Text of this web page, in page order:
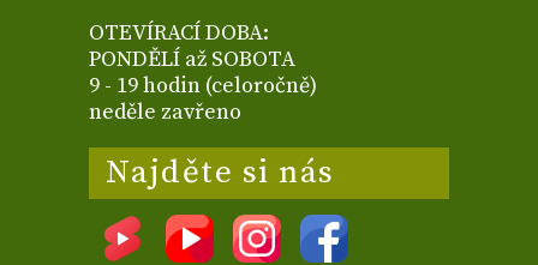
OTEVÍRACÍ DOBA:
PONDĚLÍ až SOBOTA
9 - 19 hodin (celoročně)
neděle zavřeno
Najděte si nás